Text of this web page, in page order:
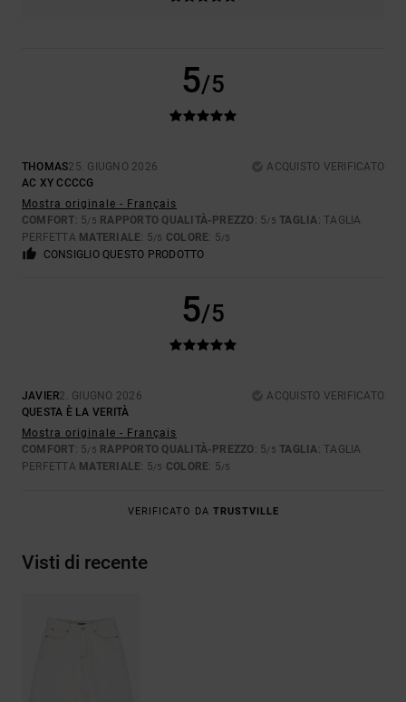
5/5
THOMAS25. GIUGNO 2026
ACQUISTO VERIFICATO
AC XY CCCCG
Mostra originale - Français
COMFORT: 5/5 RAPPORTO QUALITÀ-PREZZO: 5/5 TAGLIA: TAGLIA
PERFETTA MATERIALE: 5/5 COLORE: 5/5
CONSIGLIO QUESTO PRODOTTO
5/5
JAVIER2. GIUGNO 2026
ACQUISTO VERIFICATO
QUESTA È LA VERITÀ
Mostra originale - Français
COMFORT: 5/5 RAPPORTO QUALITÀ-PREZZO: 5/5 TAGLIA: TAGLIA
PERFETTA MATERIALE: 5/5 COLORE: 5/5
VERIFICATO DA TRUSTVILLE
Visti di recente